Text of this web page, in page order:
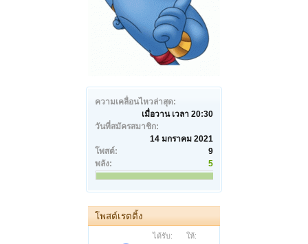
ความเคลื่อนไหวล่าสุด:
เมื่อวาน เวลา 20:30
วันที่สมัครสมาชิก:
14 มกราคม 2021
โพสต์:
9
พลัง:
5
โพสต์เรตติ้ง
ได้รับ: ให้: